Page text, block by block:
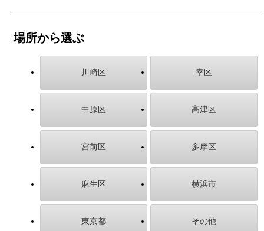
場所から選ぶ
川崎区 幸区
中原区 高津区
宮前区 多摩区
麻生区 横浜市
東京都 その他